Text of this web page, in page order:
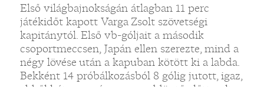
Első világbajnokságán átlagban 11 perc
játékidőt kapott Varga Zsolt szövetségi
kapitánytól. Első vb-góljait a második
csoportmeccsen, Japán ellen szerezte, mind a
négy lövése után a kapuban kötött ki a labda.
Bekként 14 próbálkozásból 8 gólig jutott, igaz,